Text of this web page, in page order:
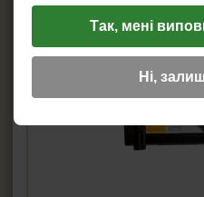
Сигаретные
пьезо
Так, мені
Ні,